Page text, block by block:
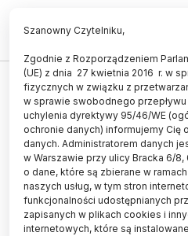
ŚWIAT
Planetoida 33
zawierać
nieznane na Ziemi
16.10.2023
aktualizacja: 16.10.2023
2 minuty czytania
Szanowny Czytelniku,
Zgodnie z Rozporządzeniem
(UE) z dnia 27 kwietnia 2016 r. w
fizycznych w związku z
w sprawie swobodnego
uchylenia dyrektywy 95/46/WE
ochronie danych) informujemy Cię
danych. Administratorem danych
w Warszawie przy ulicy Bracka 6/
o dane, które są zbierane w
naszych usług, w tym stron
funkcjonalności udostępnianych
zapisanych w plikach cookies i
internetowych, które są